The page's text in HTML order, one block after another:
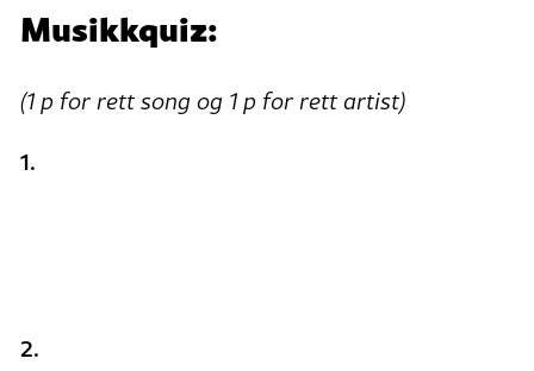
Musikkquiz:
(1 p for rett song og 1 p for rett artist)